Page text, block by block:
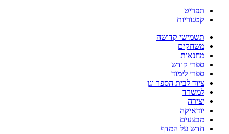
תפריט
קטגוריות
תשמישי קדושה
משחקים
מחנאות
ספרי קודש
ספרי לימוד
ציוד לבית הספר וגן
למשרד
יצירה
יודאיקה
מבצעים
חדש על המדף